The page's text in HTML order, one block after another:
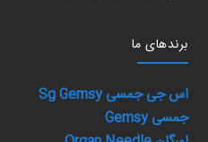
برند‌های ما
اس جی جمسی Sg Gemsy
جمسی Gemsy